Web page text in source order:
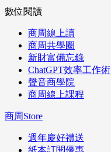
數位閱讀
商周線上讀
商周共學圈
新財富備忘錄
ChatGPT效率工作術
聲音商學院
商周線上課程
商周Store
週年慶好禮送
紙本訂閱優惠